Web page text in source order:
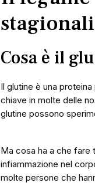
stagionali
Cosa è il
Il glutine è una
chiave in molte delle
glutine possono
Ma cosa ha a che fare
infiammazione nel
molte persone che